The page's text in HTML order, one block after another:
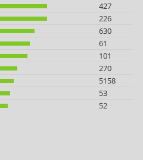
427
226
630
61
101
270
5158
53
52